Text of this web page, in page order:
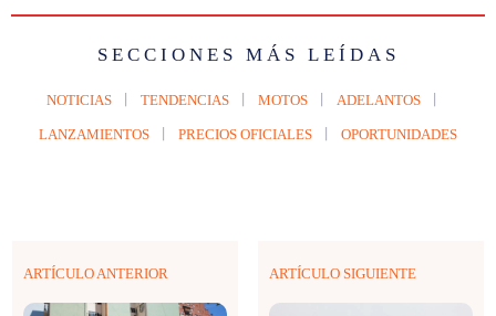
SECCIONES MÁS LEÍDAS
NOTICIAS TENDENCIAS MOTOS ADELANTOS
LANZAMIENTOS PRECIOS OFICIALES OPORTUNIDADES
ARTÍCULO ANTERIOR ARTÍCULO SIGUIENTE